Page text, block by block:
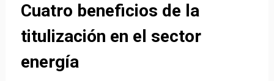
Cuatro beneficios de la
titulización en el sector
energía